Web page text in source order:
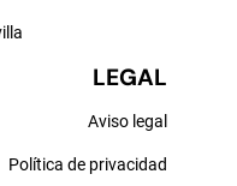
LEGAL
Aviso legal
Política de privacidad